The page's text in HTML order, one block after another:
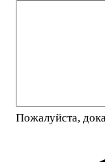
Пожалуйста,